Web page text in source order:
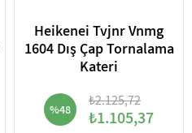
Heikenei Tvjnr Vnmg
1604 Dış Çap Tornalama
Kateri
%48 ₺2.125,72
₺1.105,37